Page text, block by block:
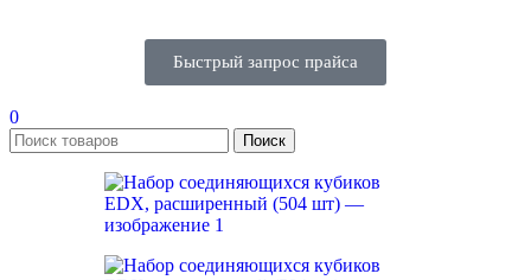
Быстрый запрос прайса
0
Поиск